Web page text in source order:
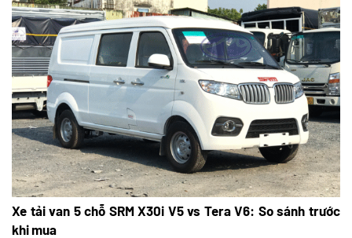
Xe tải van 5 chỗ SRM X30i V5 vs Tera V6: So sánh trước
khi mua